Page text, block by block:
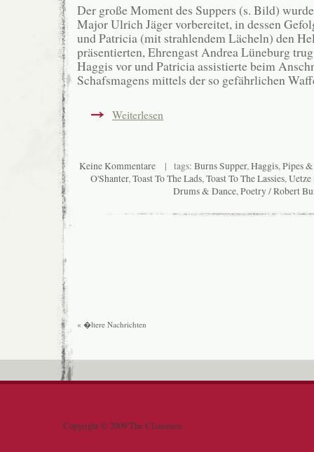
Der große Moment des Suppers (s. Bild)
Major Ulrich Jäger vorbereitet, in dessen
und Patricia (mit strahlendem Lächeln) den
präsentierten, Ehrengast Andrea Lüneburg
Haggis vor und Patricia assistierte beim
Schafsmagens mittels der so gefährlichen
Weiterlesen
Keine Kommentare| tags: Burns Supper,Haggis,Pipes
O'Shanter,Toast To The Lads,Toast To The Lassies,Uetze
Drums & Dance,Poetry / Robert
« �ltere Nachrichten
Copyright © 2009 The Clansmen